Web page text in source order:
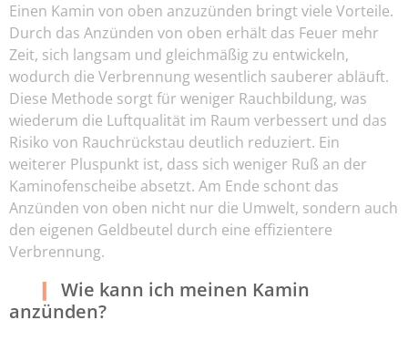
Einen Kamin von oben anzuzünden bringt viele Vorteile.
Durch das Anzünden von oben erhält das Feuer mehr
Zeit, sich langsam und gleichmäßig zu entwickeln,
wodurch die Verbrennung wesentlich sauberer abläuft.
Diese Methode sorgt für weniger Rauchbildung, was
wiederum die Luftqualität im Raum verbessert und das
Risiko von Rauchrückstau deutlich reduziert. Ein
weiterer Pluspunkt ist, dass sich weniger Ruß an der
Kaminofenscheibe absetzt. Am Ende schont das
Anzünden von oben nicht nur die Umwelt, sondern auch
den eigenen Geldbeutel durch eine effizientere
Verbrennung.
Wie kann ich meinen Kamin
anzünden?